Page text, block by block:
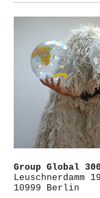
Group Global
Leuschnerdamm 19
10999 Berlin